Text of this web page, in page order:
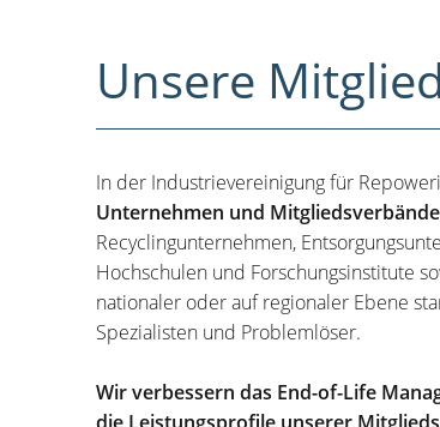
Unsere
In der Industrievereinigung für
Unternehmen und Mitgliedsverbände
Recyclingunternehmen,
Hochschulen und Forschungsinstitute
nationaler oder auf regionaler Ebene
Spezialisten und Problemlöser.
Wir verbessern das End-of-Life